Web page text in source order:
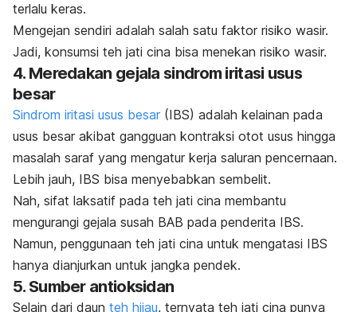
terlalu keras.
Mengejan sendiri adalah salah satu faktor risiko wasir.
Jadi, konsumsi teh jati cina bisa menekan risiko wasir.
4. Meredakan gejala sindrom iritasi usus
besar
Sindrom iritasi usus besar (IBS) adalah kelainan pada
usus besar akibat gangguan kontraksi otot usus hingga
masalah saraf yang mengatur kerja saluran pencernaan.
Lebih jauh, IBS bisa menyebabkan sembelit.
Nah, sifat laksatif pada teh jati cina membantu
mengurangi gejala susah BAB pada penderita IBS.
Namun, penggunaan teh jati cina untuk mengatasi IBS
hanya dianjurkan untuk jangka pendek.
5. Sumber antioksidan
Selain dari daun teh hijau, ternyata teh jati cina punya